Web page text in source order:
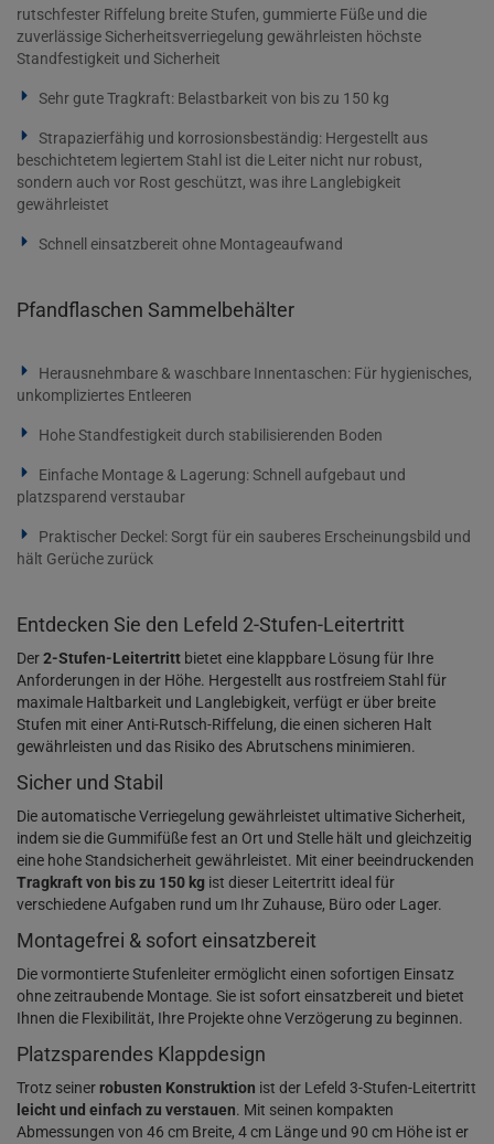
rutschfester Riffelung breite Stufen, gummierte Füße und die
zuverlässige Sicherheitsverriegelung gewährleisten höchste
Standfestigkeit und Sicherheit
Sehr gute Tragkraft: Belastbarkeit von bis zu 150 kg
Strapazierfähig und korrosionsbeständig: Hergestellt aus
beschichtetem legiertem Stahl ist die Leiter nicht nur robust,
sondern auch vor Rost geschützt, was ihre Langlebigkeit
gewährleistet
Schnell einsatzbereit ohne Montageaufwand
Pfandflaschen Sammelbehälter
Herausnehmbare & waschbare Innentaschen: Für hygienisches,
unkompliziertes Entleeren
Hohe Standfestigkeit durch stabilisierenden Boden
Einfache Montage & Lagerung: Schnell aufgebaut und
platzsparend verstaubar
Praktischer Deckel: Sorgt für ein sauberes Erscheinungsbild und
hält Gerüche zurück
Entdecken Sie den Lefeld 2-Stufen-Leitertritt
Der2-Stufen-Leitertritt bietet eine klappbare Lösung für Ihre
Anforderungen in der Höhe. Hergestellt aus rostfreiem Stahl für
maximale Haltbarkeit und Langlebigkeit, verfügt er über breite
Stufen mit einer Anti-Rutsch-Riffelung, die einen sicheren Halt
gewährleisten und das Risiko des Abrutschens minimieren.
Sicher und Stabil
Die automatische Verriegelung gewährleistet ultimative Sicherheit,
indem sie die Gummifüße fest an Ort und Stelle hält und gleichzeitig
eine hohe Standsicherheit gewährleistet. Mit einer beeindruckenden
Tragkraft von bis zu 150 kg ist dieser Leitertritt ideal für
verschiedene Aufgaben rund um Ihr Zuhause, Büro oder Lager.
Montagefrei & sofort einsatzbereit
Die vormontierte Stufenleiter ermöglicht einen sofortigen Einsatz
ohne zeitraubende Montage. Sie ist sofort einsatzbereit und bietet
Ihnen die Flexibilität, Ihre Projekte ohne Verzögerung zu beginnen.
Platzsparendes Klappdesign
Trotz seinerrobusten Konstruktion ist der Lefeld 3-Stufen-Leitertritt
leicht und einfach zu verstauen. Mit seinen kompakten
Abmessungen von 46 cm Breite, 4 cm Länge und 90 cm Höhe ist er